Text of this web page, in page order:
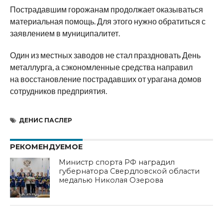
Пострадавшим горожанам продолжает оказываться
материальная помощь. Для этого нужно обратиться с
заявлением в муниципалитет.
Один из местных заводов не стал праздновать День
металлурга, а сэкономленные средства направил
на восстановление пострадавших от урагана домов
сотрудников предприятия.
ДЕНИС ПАСЛЕР
РЕКОМЕНДУЕМОЕ
Министр спорта РФ наградил
губернатора Свердловской области
медалью Николая Озерова